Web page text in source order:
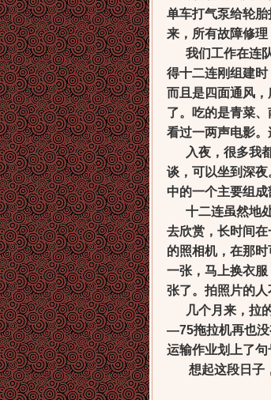
单车打气泵给轮
来，所有故障修理
我们工作在连队
得十二连刚组建
而且是四面通风
了。吃的是青菜
看过一两声电影。
入夜，很多我都
谈，可以坐到深
中的一个主要组
十二连虽然地处
去欣赏，长时间
的照相机，在那
一张，马上换衣
张了。拍照片的人
几个月来，拉的
—75拖拉机再也
运输作业划上了句
想起这段日子，